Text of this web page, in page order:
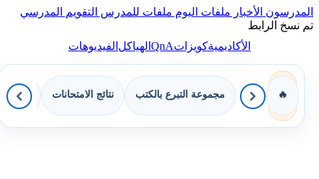
المدرسون الأخبار ملفات اليوم ملفات للمدرس التقويم المدرسي
تم نسخ الرابط
الأكاديميةكويزاتQnAالهياكل الفيديوهات
🔥 مجموعة التبرع بالكتب نتائج الامتحانات